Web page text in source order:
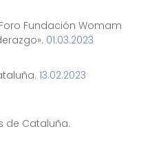
Fundación Womam
01.03.2023
13.02.2023
de Cataluña.